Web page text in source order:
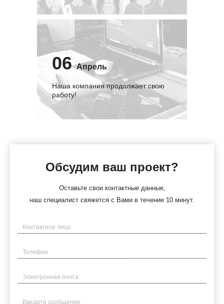
06 Апрель
Наша компания продолжает свою
работу!
Обсудим ваш проект?
Оставьте свои контактные данные,
наш специалист свяжется с Вами в течение 10 минут.
Имя
Телефон
Электронная почта
Введите сообщение